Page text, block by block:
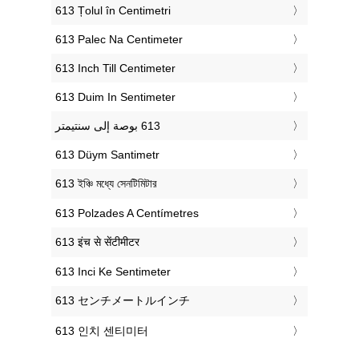
‎613 Țolul în Centimetri
‎613 Palec Na Centimeter
‎613 Inch Till Centimeter
‎613 Duim In Sentimeter
‎613 Düym Santimetr
‎613 ইঞ্চি মধ্যে সেনটিমিটার
‎613 Polzades A Centímetres
‎613 इंच से सेंटीमीटर
‎613 Inci Ke Sentimeter
‎613 センチメートルインチ
‎613 인치 센티미터